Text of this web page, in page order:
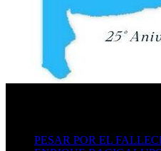
PESAR POR EL